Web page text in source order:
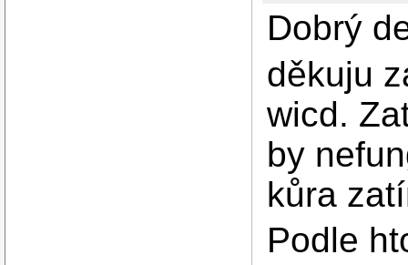
Dobrý
děkuju
wicd.
by
kůra
Podle